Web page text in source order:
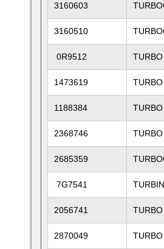
3160603
3160510
0R9512
1473619
1188384
2368746
2685359
7G7541
2056741
2870049